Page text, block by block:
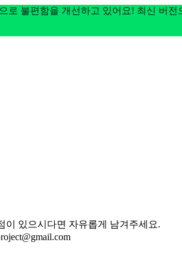
로 불편함을 개선하고 있어요! 최신 버
이 있으시다면 자유롭게 남겨주세요.